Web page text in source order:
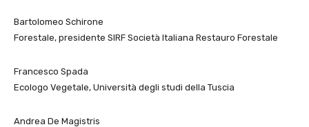
Bartolomeo Schirone
Forestale, presidente SIRF Società Italiana Restauro Forestale
Francesco Spada
Ecologo Vegetale, Università degli studi della Tuscia
Andrea De Magistris